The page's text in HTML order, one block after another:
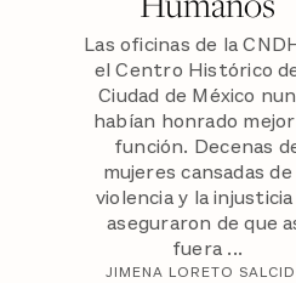
Las oficinas de la
el Centro Histórico
Ciudad de México
habían honrado
función. Decenas
mujeres cansadas de
violencia y la
aseguraron de que
fuera ...
JIMENA LORETO